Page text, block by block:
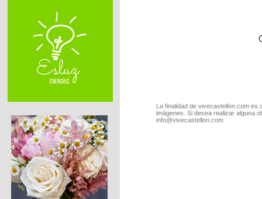
La finalidad de vivecastellon.com
imágenes. Si desea realizar alguna
info@vivecastellon.com